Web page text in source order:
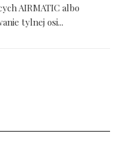
AIRMATIC albo
tylnej osi...